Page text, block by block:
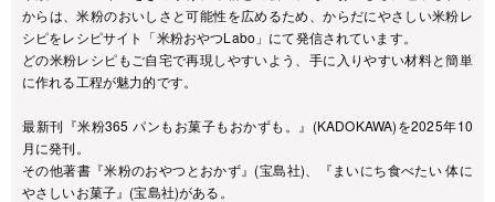
からは、米粉のおいしさと可能性を広めるため、からだにやさしい米粉レ
シピをレシピサイト「米粉おやつLabo」にて発信されています。
どの米粉レシピもご自宅で再現しやすいよう、手に入りやすい材料と簡単
に作れる工程が魅力的です。
最新刊『米粉365 パンもお菓子もおかずも。』(KADOKAWA)を2025年10
月に発刊。
その他著書『米粉のおやつとおかず』(宝島社)、『まいにち食べたい 体に
やさしいお菓子』(宝島社)がある。